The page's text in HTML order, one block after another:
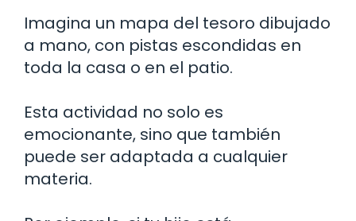
Imagina un mapa del tesoro dibujado
a mano, con pistas escondidas en
toda la casa o en el patio.
Esta actividad no solo es
emocionante, sino que también
puede ser adaptada a cualquier
materia.